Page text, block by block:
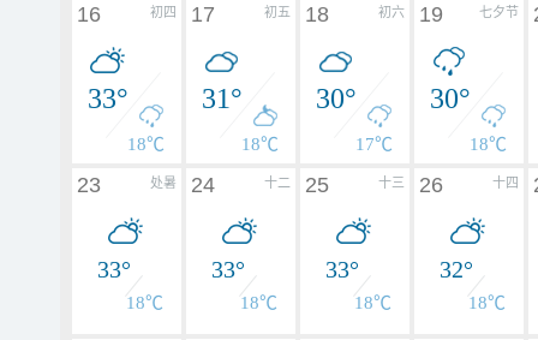
初四
16
33°
18℃
初五
17
31°
18℃
初六
18
30°
17℃
七夕节
19
30°
18℃
处暑
23
33°
18℃
十二
24
33°
18℃
十三
25
33°
18℃
十四
26
32°
18℃